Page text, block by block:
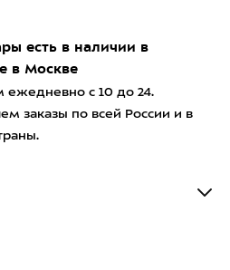
есть в наличии в
в Москве
ежедневно с 10 до 24.
заказы по всей России и в